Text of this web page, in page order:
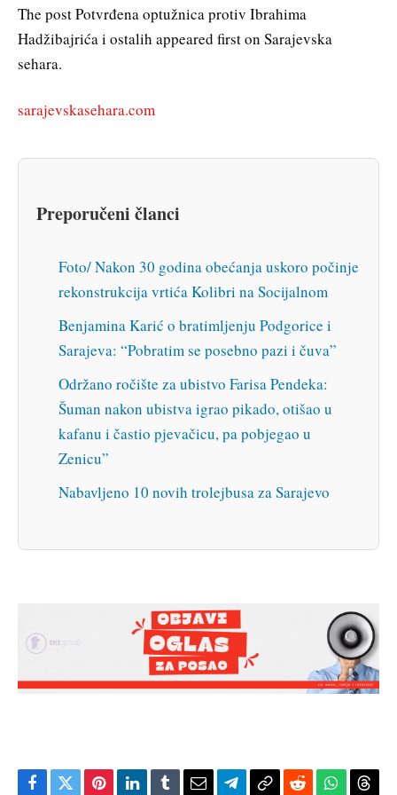
The post Potvrđena optužnica protiv Ibrahima
Hadžibajrića i ostalih appeared first on Sarajevska
sehara.
sarajevskasehara.com
Preporučeni članci
Foto/ Nakon 30 godina obećanja uskoro počinje
rekonstrukcija vrtića Kolibri na Socijalnom
Benjamina Karić o bratimljenju Podgorice i
Sarajeva: “Pobratim se posebno pazi i čuva”
Održano ročište za ubistvo Farisa Pendeka:
Šuman nakon ubistva igrao pikado, otišao u
kafanu i častio pjevačicu, pa pobjegao u
Zenicu”
Nabavljeno 10 novih trolejbusa za Sarajevo